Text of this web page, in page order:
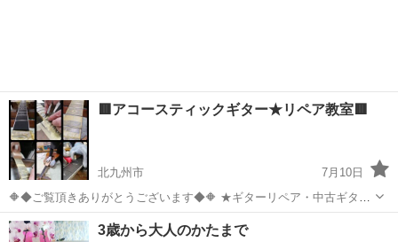
🟥アコースティックギター★リペア教室🟥
北九州市
7月10日
🔶◆ご覧頂きありがとうございます◆🔶 ★ギターリペア・中古ギター
販売買取・ギターレッスンなど、ギターにまつわることなら何でもご
相談承ります★相談は無料です★ ／／／／／／／／／／／／／／／／
福岡 北九州市 ギター リペア
3歳から大人のかたまで